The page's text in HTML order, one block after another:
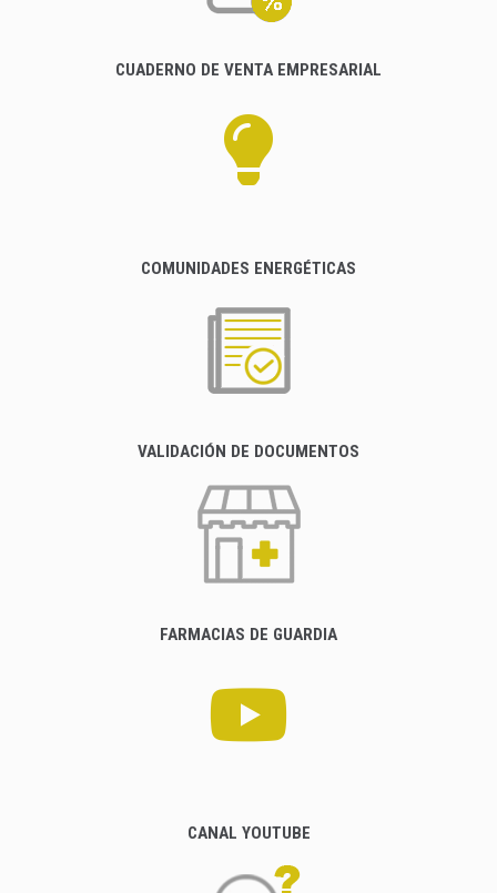
CUADERNO DE VENTA EMPRESARIAL
COMUNIDADES ENERGÉTICAS
VALIDACIÓN DE DOCUMENTOS
FARMACIAS DE GUARDIA
CANAL YOUTUBE